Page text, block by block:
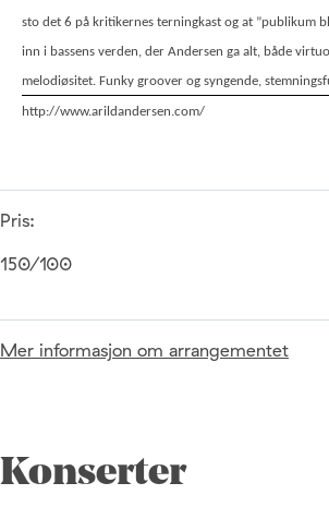
sto det 6 på kritikernes terningkast og at ”publikum
inn i bassens verden, der Andersen ga alt, både
melodiøsitet. Funky groover og syngende,
http://www.arildandersen.com/
Pris:
150/100
Mer informasjon om arrangementet
Konserter